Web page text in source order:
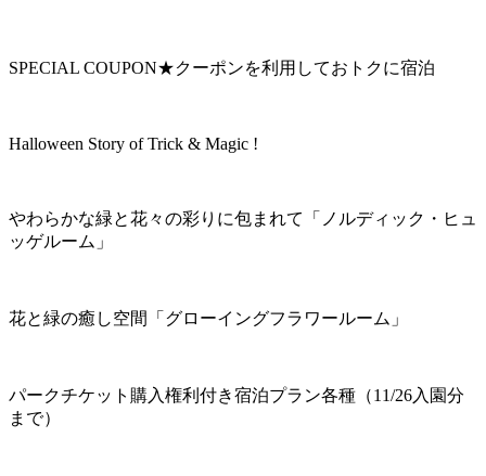
SPECIAL COUPON★クーポンを利用しておトクに宿泊
Halloween Story of Trick & Magic !
やわらかな緑と花々の彩りに包まれて「ノルディック・ヒュ
ッゲルーム」
花と緑の癒し空間「グローイングフラワールーム」
パークチケット購入権利付き宿泊プラン各種（11/26入園分
まで）